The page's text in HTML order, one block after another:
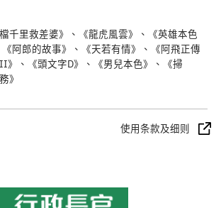
千里救差婆》、《龍虎風雲》、《英雄本色
阿郎的故事》、《天若有情》、《阿飛正傳
》、《頭文字D》、《男兒本色》、《掃
》
使用条款及细则